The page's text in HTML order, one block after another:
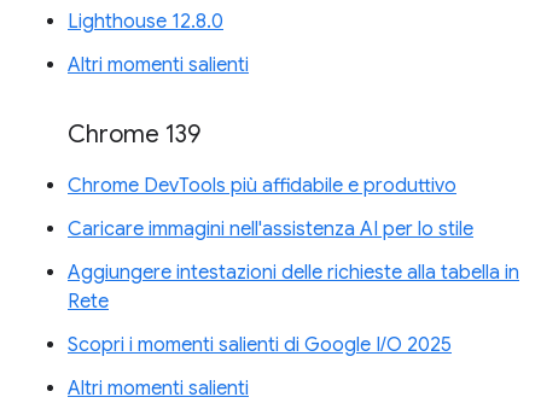
Lighthouse 12.8.0
Altri momenti salienti
Chrome 139
Chrome DevTools più affidabile e produttivo
Caricare immagini nell'assistenza AI per lo stile
Aggiungere intestazioni delle richieste alla tabella in
Rete
Scopri i momenti salienti di Google I/O 2025
Altri momenti salienti